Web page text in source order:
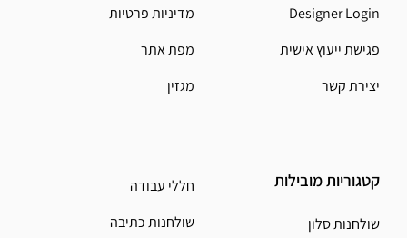
Designer Login
פגישת ייעוץ אישית
יצירת קשר
קטגוריות מובילות
שולחנות סלון
מדיניות פרטיות
מפת אתר
מגזין
חללי עבודה
שולחנות כתיבה